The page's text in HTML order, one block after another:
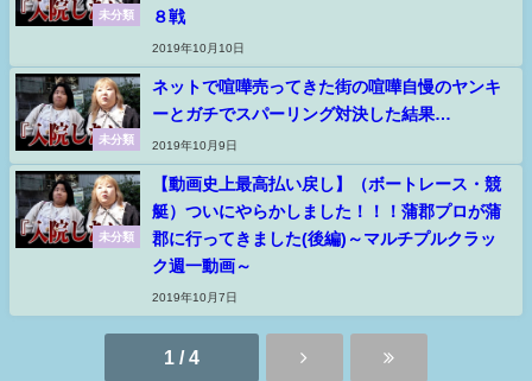
未分類
８戦
2019年10月10日
未分類
ネットで喧嘩売ってきた街の喧嘩自慢のヤンキ
ーとガチでスパーリング対決した結果…
2019年10月9日
未分類
【動画史上最高払い戻し】（ボートレース・競
艇）ついにやらかしました！！！蒲郡プロが蒲
郡に行ってきました(後編)～マルチプルクラッ
ク週一動画～
2019年10月7日
1 / 4